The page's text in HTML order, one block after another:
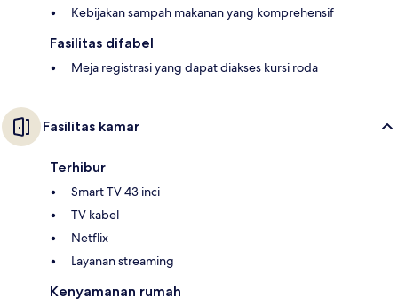
Kebijakan sampah makanan yang komprehensif
Fasilitas difabel
Meja registrasi yang dapat diakses kursi roda
Fasilitas kamar
Terhibur
Smart TV 43 inci
TV kabel
Netflix
Layanan streaming
Kenyamanan rumah